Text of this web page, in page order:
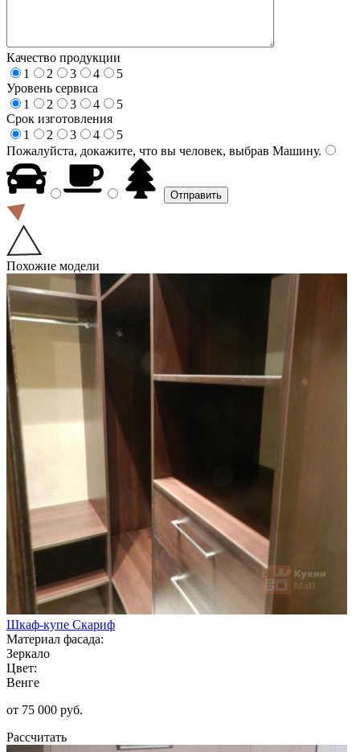
Качество продукции
1
2 3 4
5
Уровень сервиса
1
2 3 4
5
Срок изготовления
1
2 3 4
5
Пожалуйста, докажите, что вы человек, выбрав Машину.
Похожие модели
Шкаф-купе Скариф
Материал фасада:
Зеркало
Цвет:
Венге
от 75 000 руб.
Рассчитать